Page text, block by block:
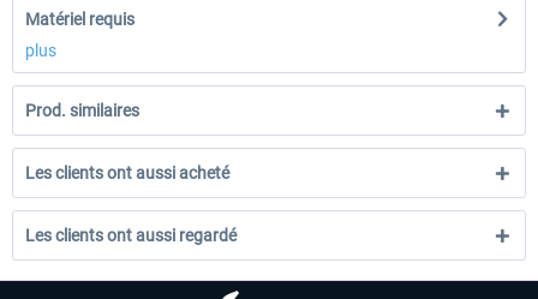
Matériel requis
plus
Prod. similaires
Les clients ont aussi acheté
Les clients ont aussi regardé